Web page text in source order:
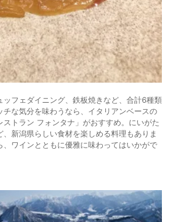
ッフェダイニング、鉄板焼きなど、合計6種類
な気分を味わうなら、イタリアンベースの
ストラン フォンタナ」がおすすめ。にいがた
新潟県らしい食材を楽しめる料理もありま
ワインとともに優雅に味わってはいかがで